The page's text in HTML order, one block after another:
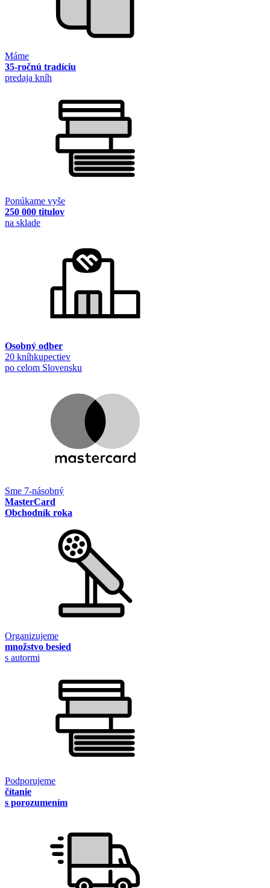
Máme
35-ročnú tradíciu
predaja kníh
Ponúkame vyše
250 000 titulov
na sklade
Osobný odber
20 kníhkupectiev
po celom Slovensku
Sme 7-násobný
MasterCard
Obchodník roka
Organizujeme
množstvo besied
s autormi
Podporujeme
čítanie
s porozumením